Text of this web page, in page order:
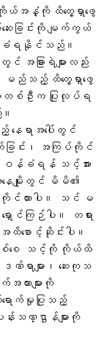
အနှံ့ကို ထိတွေ့ရှာဖွေ
းခြင်းကို မျက်ကွယ်
ခံရနိုင်သည်။
ခြားရဲများလည်း
မည်သည့် ထိတွေ့ရှာဖွေ
ေတစ်ဦးက ပြုလုပ်ရ
ေရာအပေါ်တွင်
ခြင်း၊ အကြပ်ကိုင်
ဝန်ခံရန် သင့်အား
ေမျိုးတွင် မိမိ၏
င်ထားပါ။ သင် မ
င်ကြဉ်ပါ။ တရား
အထိစောင့်ဆိုင်းပါ။
စေ သင့်ကို ကိုယ်ထိ
ရာများ၊ ဆေးကုသ
ားများကို
ာက်မှုပြုသည့်
သဏ္ဌာန်များကို